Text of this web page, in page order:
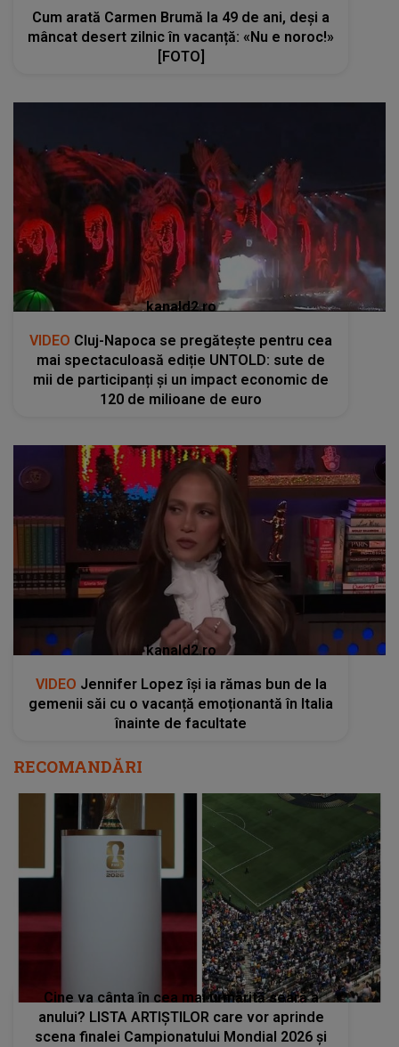
Cum arată Carmen Brumă la 49 de ani, deși a
mâncat desert zilnic în vacanță: «Nu e noroc!»
[FOTO]
kanald2.ro
VIDEO Cluj-Napoca se pregătește pentru cea
mai spectaculoasă ediție UNTOLD: sute de
mii de participanți și un impact economic de
120 de milioane de euro
kanald2.ro
VIDEO Jennifer Lopez își ia rămas bun de la
gemenii săi cu o vacanță emoționantă în Italia
înainte de facultate
RECOMANDĂRI
Cine va cânta în cea mai urmărită seară a
anului? LISTA ARTIȘTILOR care vor aprinde
scena finalei Campionatului Mondial 2026 și